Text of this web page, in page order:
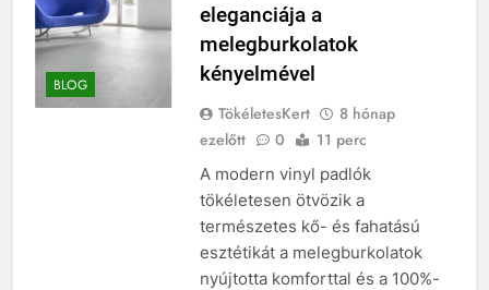
BLOG
eleganciája a
melegburkolatok
kényelmével
TökéletesKert
8 hónap
ezelőtt
0 11 perc
A modern vinyl padlók
tökéletesen ötvözik a
természetes kő- és fahatású
esztétikát a melegburkolatok
nyújtotta komforttal és a 100%-